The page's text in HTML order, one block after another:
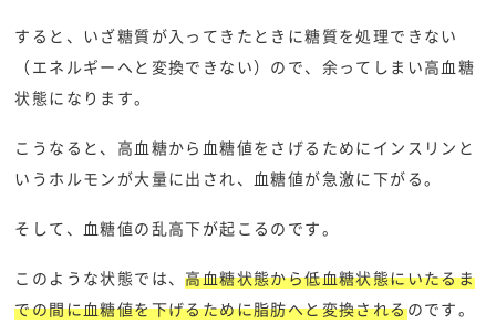
すると、いざ糖質が入ってきたときに糖質を処理できない
（エネルギーへと変換できない）ので、余ってしまい高血糖
状態になります。
こうなると、高血糖から血糖値をさげるためにインスリンと
いうホルモンが大量に出され、血糖値が急激に下がる。
そして、血糖値の乱高下が起こるのです。
このような状態では、高血糖状態から低血糖状態にいたるま
での間に血糖値を下げるために脂肪へと変換されるのです。